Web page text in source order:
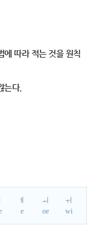
에 따라 적는 것을 원칙
는다.
ㅔ
e
ㅚ
oe
ㅟ
wi